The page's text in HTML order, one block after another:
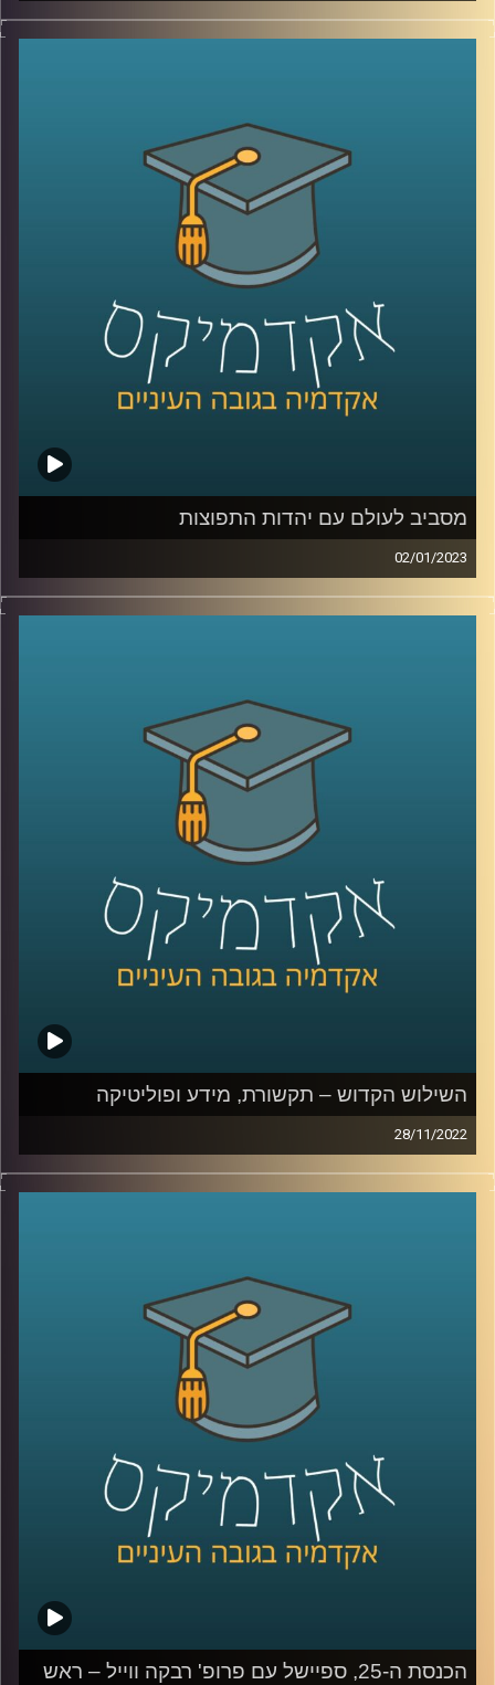
בסוף המאה ה20 ותחילתה של המאה ה21 ניהל המערב מלחמה
כנגד אויב חדש, ארגוני הטרור האסלאמיסטים. שיאה של
AudioVersity
מסביב לעולם עם יהדות התפוצות
02/01/2023
הקשר בין מדינת ישראל ליהדות התפוצות הוא קשר חזק וארוך
שנים. מר יהונתן דייויס, ראש בית הספר הבינלאומי
AudioVersity
השילוש הקדוש – תקשורת, מידע ופוליטיקה
28/11/2022
פוליטיקה, תקשורת ומידע תמיד הלכו יחדיו. בשנים האחרונות
האלה נוספו לשילוש הזה נדבכים נוספים, כמו הרשת החברתית
AudioVersity
הכנסת ה-25, ספיישל עם פרופ' רבקה ווייל – ראש